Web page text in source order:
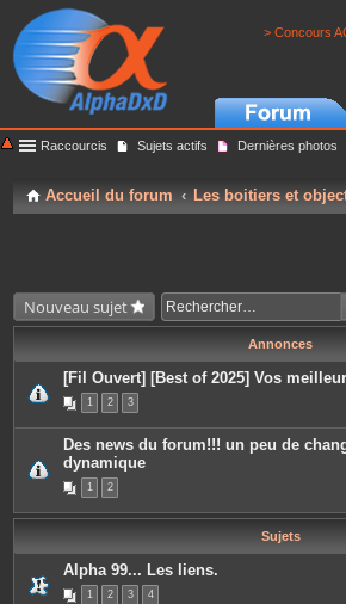
> Concours
Raccourcis Sujets actifs Dernières photos
Accueil du forum Les boitiers et
Nouveau sujet
Annonces
[Fil Ouvert] [Best of 2025] Vos
1 2 3
Des news du forum!!! un peu de
dynamique
1 2
Sujets
Alpha 99... Les liens.
1 2 3 4